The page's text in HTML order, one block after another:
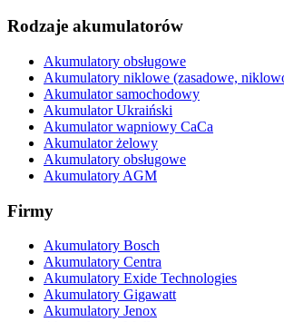
Rodzaje akumulatorów
Akumulatory obsługowe
Akumulatory niklowe (zasadowe,
Akumulator samochodowy
Akumulator Ukraiński
Akumulator wapniowy CaCa
Akumulator żelowy
Akumulatory obsługowe
Akumulatory AGM
Firmy
Akumulatory Bosch
Akumulatory Centra
Akumulatory Exide Technologies
Akumulatory Gigawatt
Akumulatory Jenox